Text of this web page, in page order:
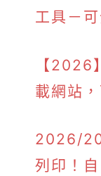
工具－
【2026
載網站
2026/
列印！